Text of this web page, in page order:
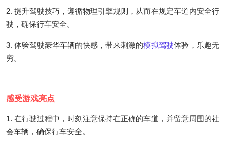
2. 提升驾驶技巧，遵循物理引擎规则，从而在规定车道内安全行
驶，确保行车安全。
3. 体验驾驶豪华车辆的快感，带来刺激的模拟驾驶体验，乐趣无
穷。
感受游戏亮点
1. 在行驶过程中，时刻注意保持在正确的车道，并留意周围的社
会车辆，确保行车安全。